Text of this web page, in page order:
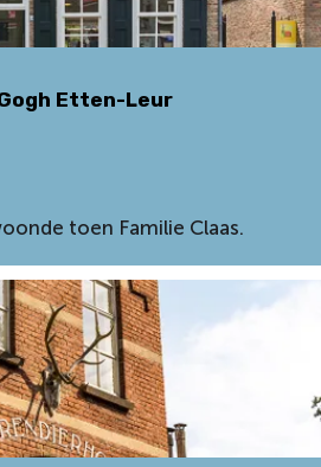
Etten-Leur
toen Familie Claas.